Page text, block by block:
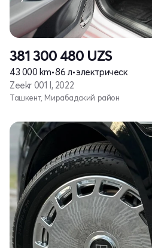
381 300 480 UZS
43 000 km•86 л•электрическ
Zeekr 001 I, 2022
Ташкент, Мирабадский район